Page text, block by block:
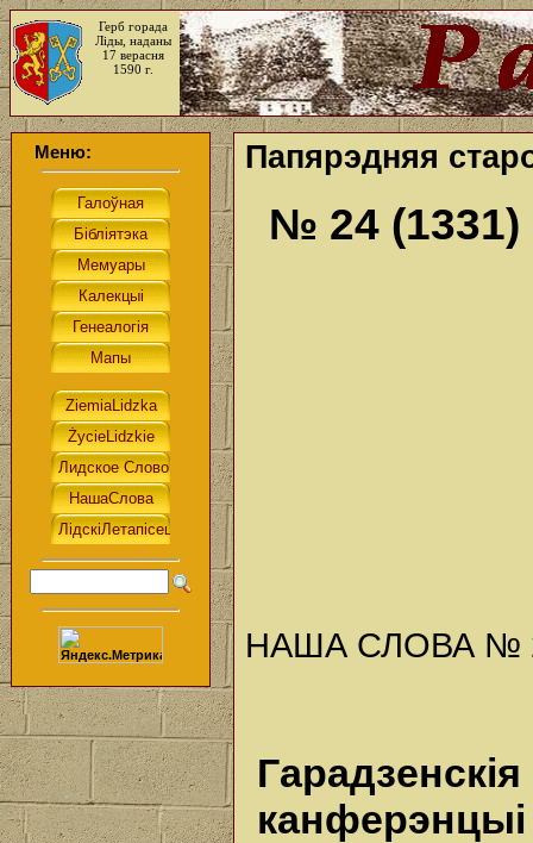
Герб горада
Ліды, наданы
17 верасня
1590 г.
Меню: Папярэдняя
№ 24 (1331)
НАША СЛОВА №